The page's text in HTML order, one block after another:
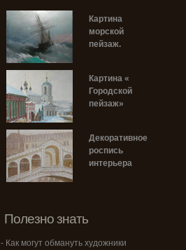
Картина
морской
пейзаж.
Картина «
Городской
пейзаж»
Декоративное
роспись
интерьера
Полезно знать
- Как могут обмануть художники